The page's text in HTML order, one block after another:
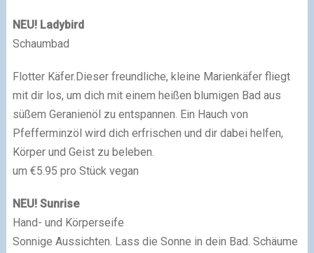
NEU! Ladybird
Schaumbad
Flotter Käfer.Dieser freundliche, kleine Marienkäfer fliegt
mit dir los, um dich mit einem heißen blumigen Bad aus
süßem Geranienöl zu entspannen. Ein Hauch von
Pfefferminzöl wird dich erfrischen und dir dabei helfen,
Körper und Geist zu beleben.
um €5.95 pro Stück vegan
NEU! Sunrise
Hand- und Körperseife
Sonnige Aussichten. Lass die Sonne in dein Bad. Schäume